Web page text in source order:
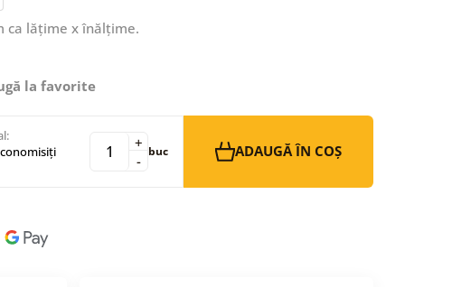
ca lățime x înălțime.
la favorite
-
+ buc ADAUGĂ ÎN COȘ